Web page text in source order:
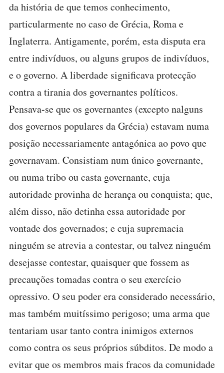
da história de que temos conhecimento,
particularmente no caso de Grécia, Roma e
Inglaterra. Antigamente, porém, esta disputa era
entre indivíduos, ou alguns grupos de indivíduos,
e o governo. A liberdade significava protecção
contra a tirania dos governantes políticos.
Pensava-se que os governantes (excepto nalguns
dos governos populares da Grécia) estavam numa
posição necessariamente antagónica ao povo que
governavam. Consistiam num único governante,
ou numa tribo ou casta governante, cuja
autoridade provinha de herança ou conquista; que,
além disso, não detinha essa autoridade por
vontade dos governados; e cuja supremacia
ninguém se atrevia a contestar, ou talvez ninguém
desejasse contestar, quaisquer que fossem as
precauções tomadas contra o seu exercício
opressivo. O seu poder era considerado necessário,
mas também muitíssimo perigoso; uma arma que
tentariam usar tanto contra inimigos externos
como contra os seus próprios súbditos. De modo a
evitar que os membros mais fracos da comunidade